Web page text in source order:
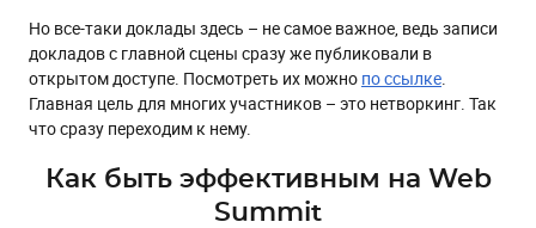
Но все-таки доклады здесь – не самое важное, ведь записи
докладов с главной сцены сразу же публиковали в
открытом доступе. Посмотреть их можно по ссылке.
Главная цель для многих участников – это нетворкинг. Так
что сразу переходим к нему.
Как быть эффективным на Web
Summit